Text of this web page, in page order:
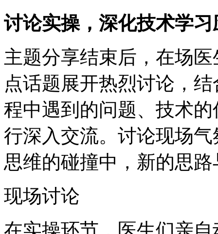
讨论实操，深化技术学习
主题分享结束后，在场
点话题展开热烈讨论，
程中遇到的问题、技术
行深入交流。讨论现场
思维的碰撞中，新的思
现场讨论
在实操环节，医生们亲